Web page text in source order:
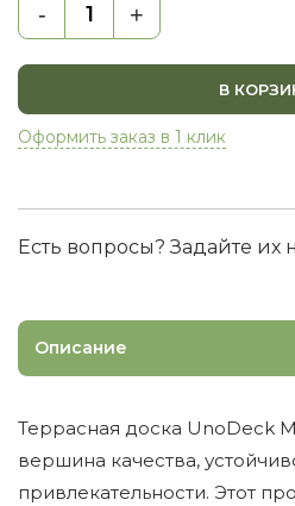
- +
В
Оформить заказ в 1 клик
Есть вопросы? Задайте
Описание
Террасная доска UnoDeck
вершина качества,
привлекательности. Этот